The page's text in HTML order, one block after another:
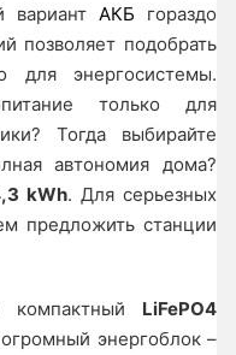
АКБ гораздо
позволяет подобрать
для энергосистемы.
только для
Тогда выбирайте
автономия дома?
kWh. Для серьезных
предложить станции
LiFePO4
энергоблок –